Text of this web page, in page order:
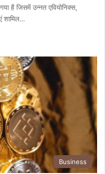
है जिसमें उन्नत एवियोनिक्स,
शामिल…
Business